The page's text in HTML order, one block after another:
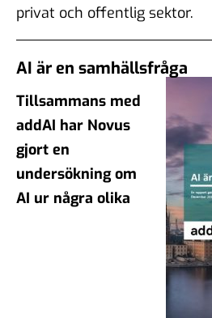
privat och offentlig sektor.
AI är en samhällsfråga
Tillsammans med
addAI har Novus
gjort en
undersökning om
AI ur några olika